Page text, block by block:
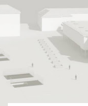
у
к
а